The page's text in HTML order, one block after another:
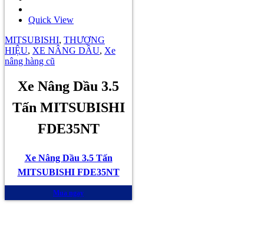
Quick View
MITSUBISHI, THƯƠNG
HIỆU, XE NÂNG DẦU, Xe
nâng hàng cũ
Xe Nâng Dầu 3.5
Tấn MITSUBISHI
FDE35NT
Xe Nâng Dầu 3.5 Tấn
MITSUBISHI FDE35NT
Mua ngay